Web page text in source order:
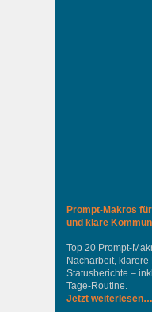
Prompt-Makros
und klare
Top 20 Prompt-
Nacharbeit, klarere
Statusberichte –
Tage-Routine.
Jetzt weiterlesen…